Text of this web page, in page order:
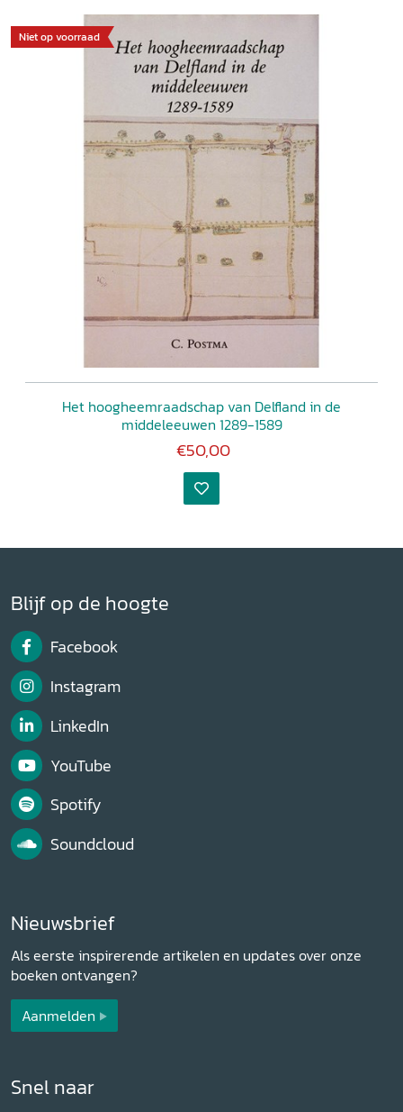
Het hoogheemraadschap van Delfland in de
middeleeuwen 1289-1589
€50,00
Niet op voorraad
Blijf op de hoogte
Facebook
Instagram
LinkedIn
YouTube
Spotify
Soundcloud
Nieuwsbrief
Als eerste inspirerende artikelen en updates over onze
boeken ontvangen?
Aanmelden
Snel naar